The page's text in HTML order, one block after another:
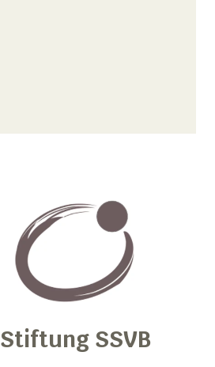
Stiftung SSVB